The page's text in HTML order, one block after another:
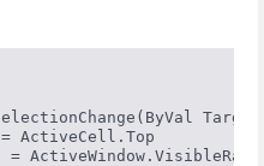
Target
ActiveCell.Top
=